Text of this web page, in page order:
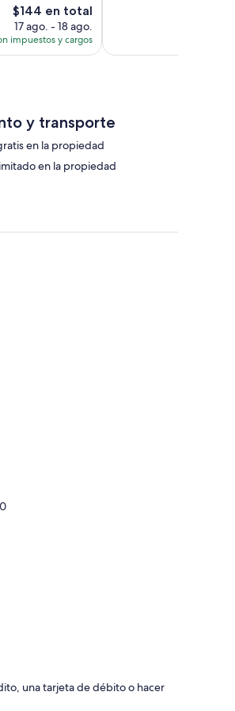
El
precio
actual
es
$144 en total
17 ago. - 18 ago.
impuestos y cargos
y transporte
en la propiedad
en la propiedad
una tarjeta de débito o hacer